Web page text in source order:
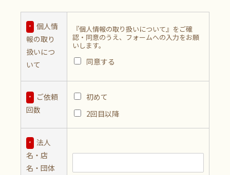
*
個人情
報の取り
扱いにつ
いて
『個人情報の取り扱いについて』をご確
認・同意のうえ、フォームへの入力をお願
いします。
同意する
*
ご依頼
回数
初めて
2回目以降
*
法人
名・店
名・団体